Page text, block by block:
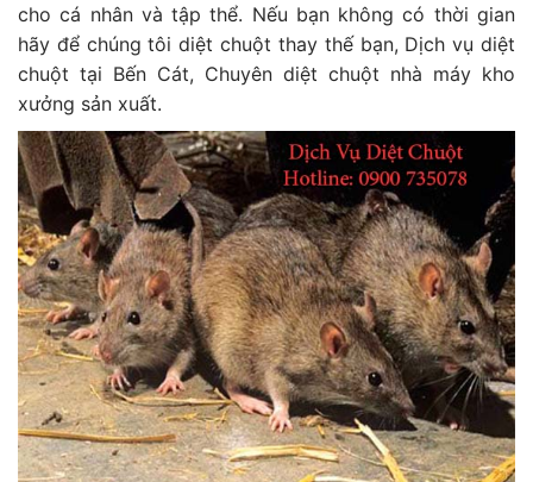
cho cá nhân và tập thể. Nếu bạn không có thời gian
hãy để chúng tôi diệt chuột thay thế bạn, Dịch vụ diệt
chuột tại Bến Cát, Chuyên diệt chuột nhà máy kho
xưởng sản xuất.